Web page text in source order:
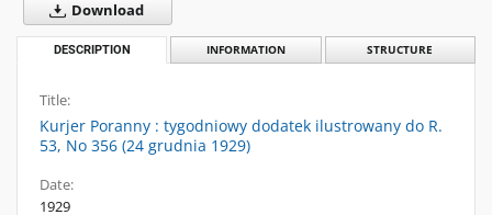
Download
DESCRIPTION INFORMATION STRUCTURE
Title:
Kurjer Poranny : tygodniowy dodatek ilustrowany do R.
53, No 356 (24 grudnia 1929)
Date:
1929